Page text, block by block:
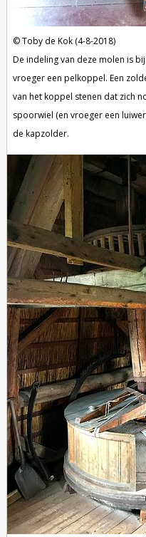
Toby de Kok (4-8-2018)
De indeling van deze molen is
vroeger een pelkoppel. Een
van het koppel stenen dat zich
spoorwiel (en vroeger een
de kapzolder.